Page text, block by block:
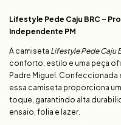
Lifestyle Pede Caju BRC –
Independente PM
A camiseta Lifestyle Pede Caju
conforto, estilo e uma peça
Padre Miguel. Confeccionada
essa camiseta proporciona
toque, garantindo alta
ensaio, folia e lazer.